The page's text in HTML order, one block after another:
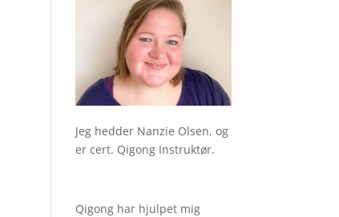
Jeg hedder Nanzie Olsen, og
er cert. Qigong Instruktør.
Qigong har hjulpet mig